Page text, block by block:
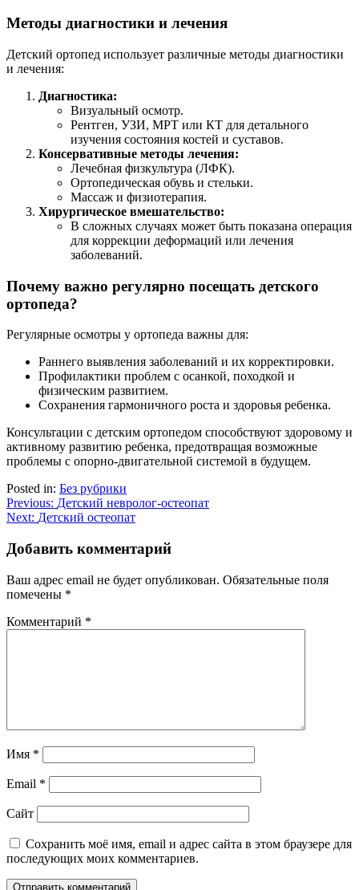
Методы диагностики и лечения
Детский ортопед использует различные методы диагностики
и лечения:
Диагностика:
Визуальный осмотр.
Рентген, УЗИ, МРТ или КТ для детального
изучения состояния костей и суставов.
Консервативные методы лечения:
Лечебная физкультура (ЛФК).
Ортопедическая обувь и стельки.
Массаж и физиотерапия.
Хирургическое вмешательство:
В сложных случаях может быть показана операция
для коррекции деформаций или лечения
заболеваний.
Почему важно регулярно посещать детского
ортопеда?
Регулярные осмотры у ортопеда важны для:
Раннего выявления заболеваний и их корректировки.
Профилактики проблем с осанкой, походкой и
физическим развитием.
Сохранения гармоничного роста и здоровья ребенка.
Консультации с детским ортопедом способствуют здоровому и
активному развитию ребенка, предотвращая возможные
проблемы с опорно-двигательной системой в будущем.
Posted in: Без рубрики
Навигация
по
записям
Previous: Детский невролог-остеопат
Next: Детский остеопат
Добавить комментарий
Ваш адрес email не будет опубликован. Обязательные поля
помечены *
Комментарий *
Имя *
Email *
Сайт
Сохранить моё имя, email и адрес сайта в этом браузере для
последующих моих комментариев.